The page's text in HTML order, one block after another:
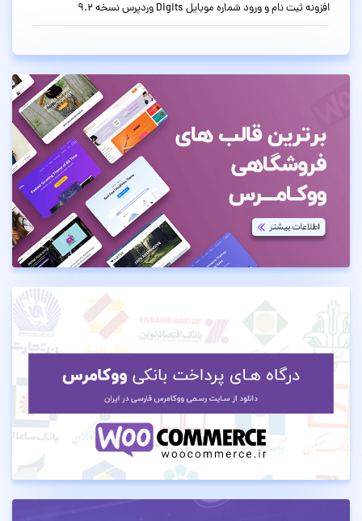
افزونه ثبت نام و ورود شماره موبایل Digits وردپرس نسخه 9.2